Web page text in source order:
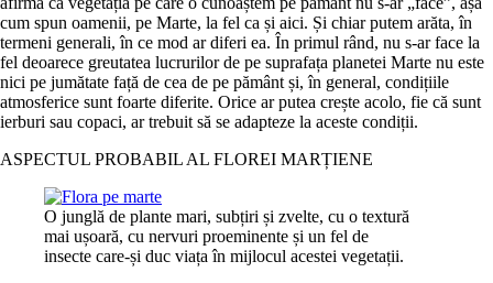
cum spun oamenii, pe Marte, la fel ca și aici. Și chiar putem arăta, în
termeni generali, în ce mod ar diferi ea. În primul rând, nu s-ar face la
fel deoarece greutatea lucrurilor de pe suprafața planetei Marte nu este
nici pe jumătate față de cea de pe pământ și, în general, condițiile
atmosferice sunt foarte diferite. Orice ar putea crește acolo, fie că sunt
ierburi sau copaci, ar trebuit să se adapteze la aceste condiții.
ASPECTUL PROBABIL AL FLOREI MARȚIENE
O junglă de plante mari, subțiri și zvelte, cu o textură
mai ușoară, cu nervuri proeminente și un fel de
insecte care-și duc viața în mijlocul acestei vegetații.